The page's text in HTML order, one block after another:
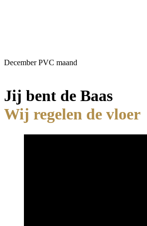
December PVC maand
Jij bent de Baas
Wij regelen de vloer